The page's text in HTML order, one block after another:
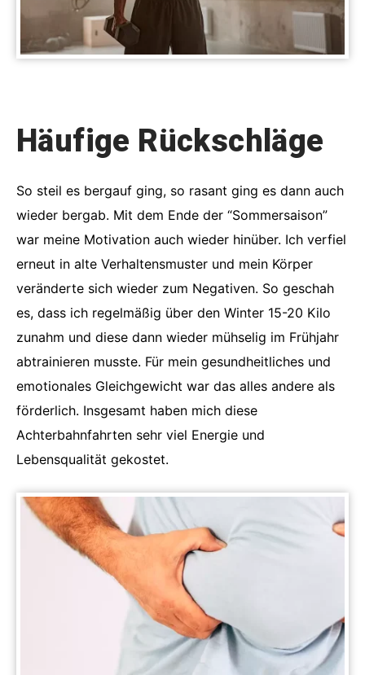
Häufige Rückschläge
So steil es bergauf ging, so rasant ging es dann auch
wieder bergab. Mit dem Ende der “Sommersaison”
war meine Motivation auch wieder hinüber. Ich verfiel
erneut in alte Verhaltensmuster und mein Körper
veränderte sich wieder zum Negativen. So geschah
es, dass ich regelmäßig über den Winter 15-20 Kilo
zunahm und diese dann wieder mühselig im Frühjahr
abtrainieren musste. Für mein gesundheitliches und
emotionales Gleichgewicht war das alles andere als
förderlich. Insgesamt haben mich diese
Achterbahnfahrten sehr viel Energie und
Lebensqualität gekostet.